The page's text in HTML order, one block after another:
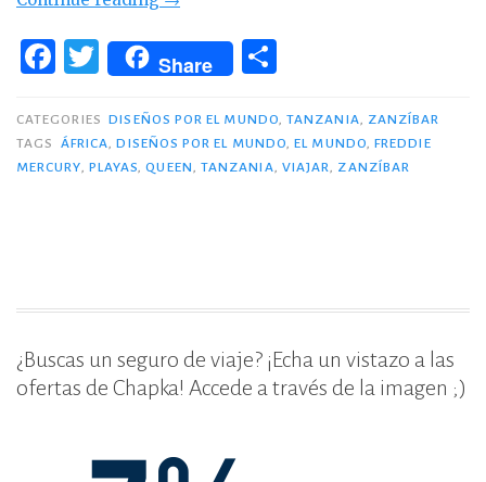
con
por
el
Mundo»
F
c
e
k
T
w
it
te
Share
m
p
CATEGORIES DISEÑOS POR EL MUNDO ,TANZANIA
ZANZÍBAR
TAGS
ÁFRICA ,DISEÑOS POR EL MUNDO ,EL MUNDO ,FREDDIE
MERCURY PLAYAS ,QUEEN TANZANIA VIAJAR ZANZÍBAR
¿Buscas un seguro de viaje? ¡Echa un vistazo a las
ofertas de Chapka! Accede a través de la imagen ;)